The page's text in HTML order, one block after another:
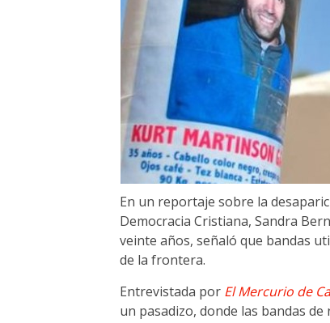
En un reportaje sobre la
Democracia Cristiana, Sandra
veinte años, señaló que bandas
de la frontera.
Entrevistada por El Mercurio de
un pasadizo, donde las bandas